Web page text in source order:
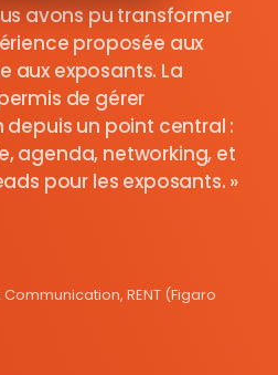
avons pu transformer
proposée aux
exposants. La
de gérer
depuis un point central :
agenda, networking, et
pour les exposants.
RENT (Figaro